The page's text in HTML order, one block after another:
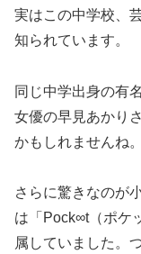
実はこの中学校、
知られています。
同じ中学出身の有
女優の早見あかり
かもしれませんね。
さらに驚きなのが
は「Pock∞t（ポケ
属していました。